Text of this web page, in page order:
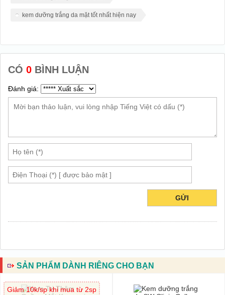
kem dưỡng trắng da mặt tốt nhất hiện nay
CÓ 0 BÌNH LUẬN
Đánh giá:
GỬI
SẢN PHẨM DÀNH RIÊNG CHO BẠN
Giảm 10k/sp khi mua từ 2sp